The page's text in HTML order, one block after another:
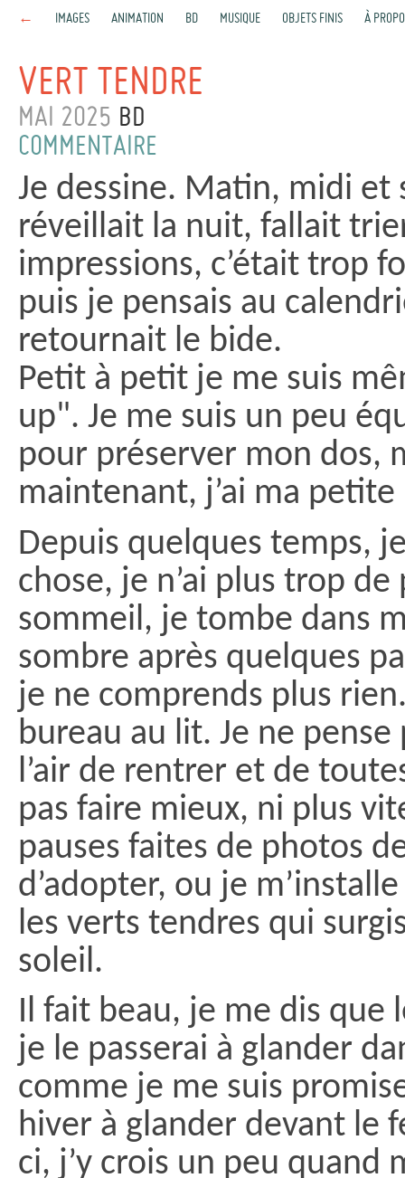
← IMAGES ANIMATION BD MUSIQUE OBJETS FINIS À
VERT TENDRE
MAI 2025 BD
COMMENTAIRE
Je dessine. Matin, midi et
réveillait la nuit, fallait
impressions, c’était trop
puis je pensais au
retournait le bide.
Petit à petit je me suis
up". Je me suis un peu
pour préserver mon dos,
maintenant, j’ai ma
Depuis quelques temps,
chose, je n’ai plus trop
sommeil, je tombe dans
sombre après quelques
je ne comprends plus
bureau au lit. Je ne
l’air de rentrer et de
pas faire mieux, ni plus
pauses faites de photos
d’adopter, ou je
les verts tendres qui
soleil.
Il fait beau, je me dis que
je le passerai à glander
comme je me suis
hiver à glander devant le
ci, j’y crois un peu quand